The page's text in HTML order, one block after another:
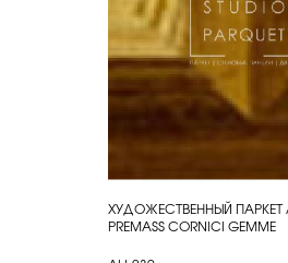
КУПИТЬ
ХУДОЖЕСТВЕННЫЙ ПАРКЕТ
PREMASS CORNICI GEMME